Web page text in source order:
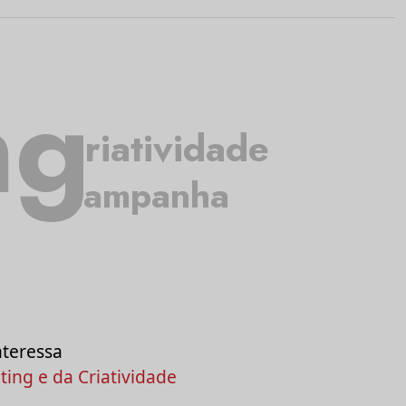
criatividade
campanha
e da Criatividade